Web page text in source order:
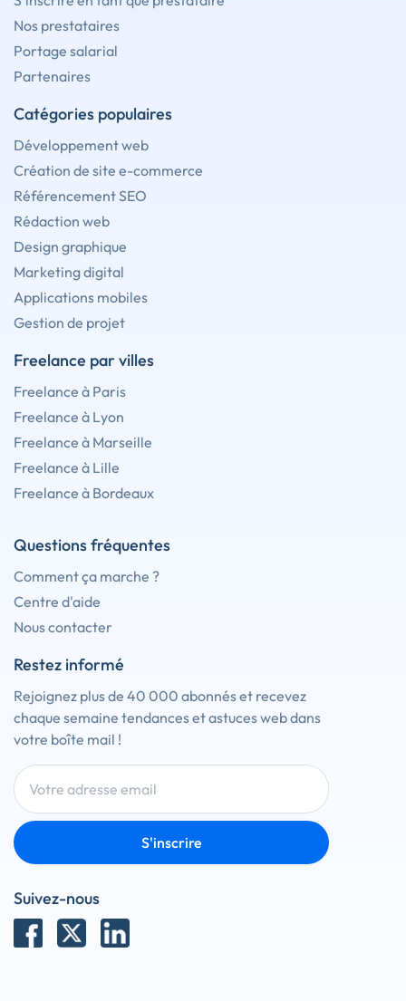
Nos prestataires
Portage salarial
Partenaires
Catégories populaires
Développement web
Création de site e-commerce
Référencement SEO
Rédaction web
Design graphique
Marketing digital
Applications mobiles
Gestion de projet
Freelance par villes
Freelance à Paris
Freelance à Lyon
Freelance à Marseille
Freelance à Lille
Freelance à Bordeaux
Questions fréquentes
Comment ça marche ?
Centre d'aide
Nous contacter
Restez informé
Rejoignez plus de 40 000 abonnés et recevez
chaque semaine tendances et astuces web dans
votre boîte mail !
S'inscrire
Suivez-nous